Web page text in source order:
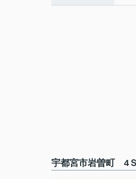
宇都宮市岩曽町 4